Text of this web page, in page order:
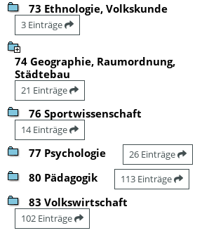
73 Ethnologie, Volkskunde
3 Einträge
74 Geographie, Raumordnung,
Städtebau
21 Einträge
76 Sportwissenschaft
14 Einträge
77 Psychologie 26 Einträge
80 Pädagogik 113 Einträge
83 Volkswirtschaft
102 Einträge